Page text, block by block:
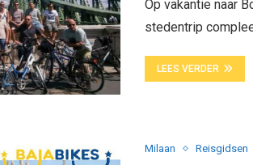
Op vakantie naar
stedentrip
LEES VERDER
Milaan Reisgidsen